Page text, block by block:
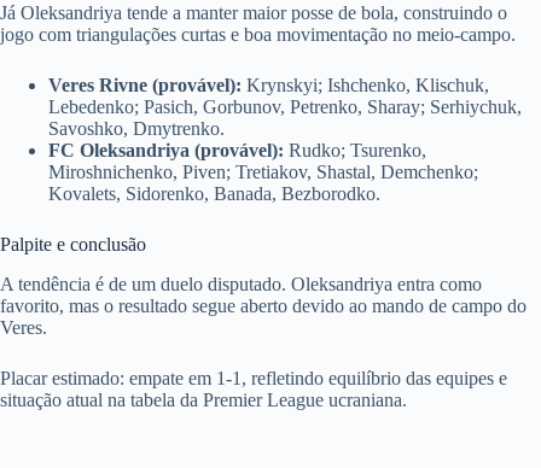
Já Oleksandriya tende a manter maior posse de bola, construindo o
jogo com triangulações curtas e boa movimentação no meio-campo.
Veres Rivne (provável): Krynskyi; Ishchenko, Klischuk,
Lebedenko; Pasich, Gorbunov, Petrenko, Sharay; Serhiychuk,
Savoshko, Dmytrenko.
FC Oleksandriya (provável): Rudko; Tsurenko,
Miroshnichenko, Piven; Tretiakov, Shastal, Demchenko;
Kovalets, Sidorenko, Banada, Bezborodko.
Palpite e conclusão
A tendência é de um duelo disputado. Oleksandriya entra como
favorito, mas o resultado segue aberto devido ao mando de campo do
Veres.
Placar estimado: empate em 1-1, refletindo equilíbrio das equipes e
situação atual na tabela da Premier League ucraniana.